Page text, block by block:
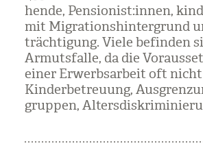
hende, Pen­sio­nist:innen,
mit Migra­ti­ons­hin­ter­grund
träch­ti­gung. Viele befin­den
Armuts­falle, da die
einer Erwerbs­ar­beit oft
Kin­der­be­treu­ung,
grup­pen,